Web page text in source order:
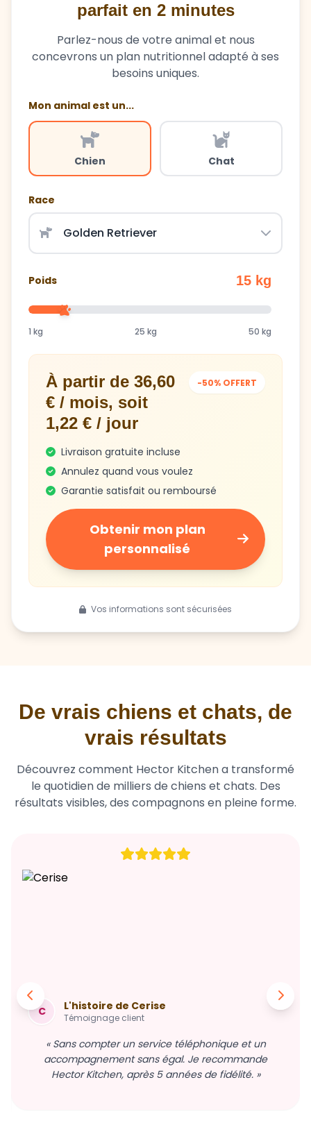
parfait en 2 minutes
Parlez-nous de votre animal et nous
concevrons un plan nutritionnel adapté à ses
besoins uniques.
Mon animal est un...
Chien Chat
Race
Poids 15 kg
1 kg 25 kg 50 kg
À partir de 36,60
€ / mois, soit
1,22 € / jour
-50% OFFERT
Livraison gratuite incluse
Annulez quand vous voulez
Garantie satisfait ou remboursé
Obtenir mon plan
personnalisé
Vos informations sont sécurisées
De vrais chiens et chats, de
vrais résultats
Découvrez comment Hector Kitchen a transformé
le quotidien de milliers de chiens et chats. Des
résultats visibles, des compagnons en pleine forme.
C L'histoire de Cerise
Témoignage client
« Sans compter un service téléphonique et un
accompagnement sans égal. Je recommande
Hector Kitchen, après 5 années de fidélité. »